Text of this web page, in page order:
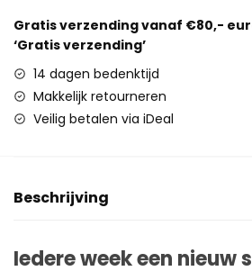
Gratis verzending vanaf €80,-
‘Gratis verzending’
14 dagen bedenktijd
Makkelijk retourneren
Veilig betalen via iDeal
Beschrijving
Iedere week een nieuw